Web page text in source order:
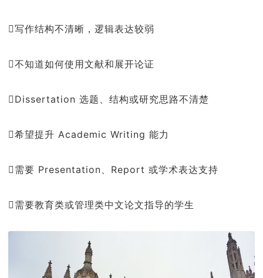
写作结构不清晰，逻辑表达较弱
不知道如何使用文献和展开论证
Dissertation 选题、结构或研究思路不清楚
希望提升 Academic Writing 能力
需要 Presentation、Report 或学术表达支持
需要教育类或管理类中文论文指导的学生